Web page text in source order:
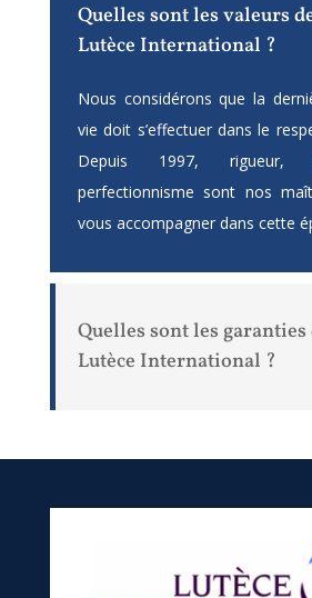
Quelles sont les valeurs
Lutèce International ?
Nous considérons que la
vie doit s’effectuer dans le
Depuis 1997, rigueur,
perfectionnisme sont nos
vous accompagner dans cette
Quelles sont les garanties
Lutèce International ?